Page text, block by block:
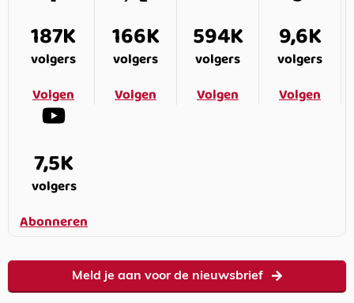
187K
volgers
Volgen
166K
volgers
Volgen
594K
volgers
Volgen
9,6K
volgers
Volgen
7,5K
volgers
Abonneren
Meld je aan voor de nieuwsbrief